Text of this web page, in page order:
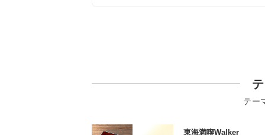
テー
東海満喫Walker